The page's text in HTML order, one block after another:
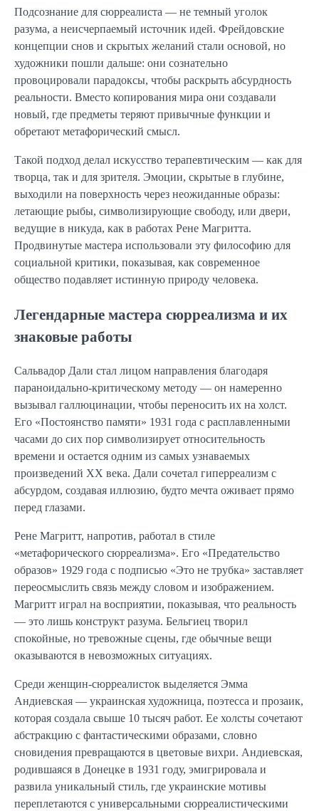
Подсознание для сюрреалиста — не темный уголок
разума, а неисчерпаемый источник идей. Фрейдовские
концепции снов и скрытых желаний стали основой, но
художники пошли дальше: они сознательно
провоцировали парадоксы, чтобы раскрыть абсурдность
реальности. Вместо копирования мира они создавали
новый, где предметы теряют привычные функции и
обретают метафорический смысл.
Такой подход делал искусство терапевтическим — как для
творца, так и для зрителя. Эмоции, скрытые в глубине,
выходили на поверхность через неожиданные образы:
летающие рыбы, символизирующие свободу, или двери,
ведущие в никуда, как в работах Рене Магритта.
Продвинутые мастера использовали эту философию для
социальной критики, показывая, как современное
общество подавляет истинную природу человека.
Легендарные мастера сюрреализма и их
знаковые работы
Сальвадор Дали стал лицом направления благодаря
параноидально-критическому методу — он намеренно
вызывал галлюцинации, чтобы переносить их на холст.
Его «Постоянство памяти» 1931 года с расплавленными
часами до сих пор символизирует относительность
времени и остается одним из самых узнаваемых
произведений XX века. Дали сочетал гиперреализм с
абсурдом, создавая иллюзию, будто мечта оживает прямо
перед глазами.
Рене Магритт, напротив, работал в стиле
«метафорического сюрреализма». Его «Предательство
образов» 1929 года с подписью «Это не трубка» заставляет
переосмыслить связь между словом и изображением.
Магритт играл на восприятии, показывая, что реальность
— это лишь конструкт разума. Бельгиец творил
спокойные, но тревожные сцены, где обычные вещи
оказываются в невозможных ситуациях.
Среди женщин-сюрреалисток выделяется Эмма
Андиевская — украинская художница, поэтесса и прозаик,
которая создала свыше 10 тысяч работ. Ее холсты сочетают
абстракцию с фантастическими образами, словно
сновидения превращаются в цветовые вихри. Андиевская,
родившаяся в Донецке в 1931 году, эмигрировала и
развила уникальный стиль, где украинские мотивы
переплетаются с универсальными сюрреалистическими